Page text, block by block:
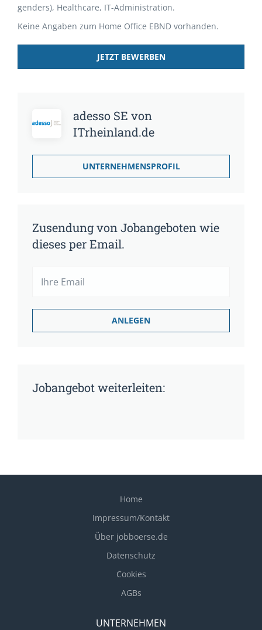
genders), Healthcare, IT-Administration.
Keine Angaben zum Home Office EBND vorhanden.
JETZT BEWERBEN
adesso SE von
ITrheinland.de
UNTERNEHMENSPROFIL
Zusendung von Jobangeboten wie
dieses per Email.
Jobangebot weiterleiten:
Home
Impressum/Kontakt
Über jobboerse.de
Datenschutz
Cookies
AGBs
UNTERNEHMEN